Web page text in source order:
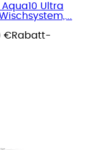
Ultra
€Rabatt-